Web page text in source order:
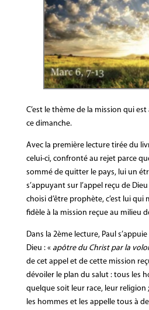
C’est le thème de la mission qui
ce dimanche.
Avec la première lecture tirée du
celui-ci, confronté au rejet parce
sommé de quitter le pays, lui un
s’appuyant sur l’appel reçu de
choisi d’être prophète, c’est lui qui
fidèle à la mission reçue au milieu
Dans la 2ème lecture, Paul
Dieu : « apôtre du Christ par la
de cet appel et de cette mission
dévoiler le plan du salut : tous les
quelque soit leur race, leur religion
les hommes et les appelle tous à